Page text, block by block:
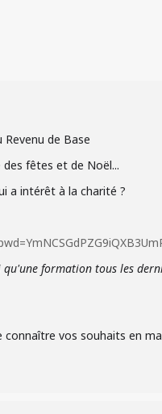
de Base
fêtes et de Noël...
a intérêt à la charité ?
qu'une formation tous les
connaître vos souhaits en